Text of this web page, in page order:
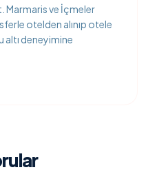
Marmaris ve İçmeler
otelden alınıp otele
altı deneyimine